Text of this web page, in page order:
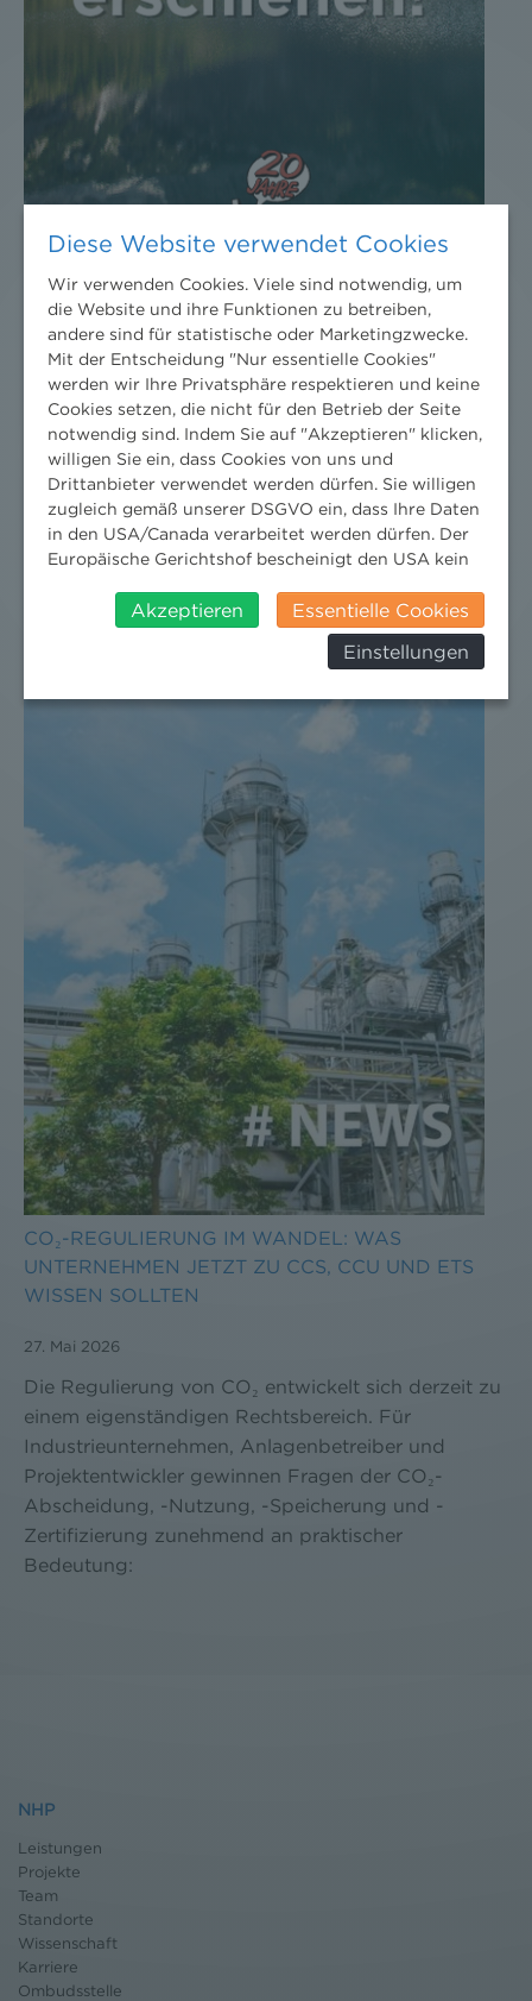
DER NEWS ALERT JUNI 2026 IST DA!
Jetzt die neuesten Rechts-Updates holen.
CO₂-REGULIERUNG IM WANDEL: WAS
UNTERNEHMEN JETZT ZU CCS, CCU UND ETS
WISSEN SOLLTEN
27. Mai 2026
Die Regulierung von CO₂ entwickelt sich derzeit zu
einem eigenständigen Rechtsbereich. Für
Industrieunternehmen, Anlagenbetreiber und
Projektentwickler gewinnen Fragen der CO₂-
Abscheidung, -Nutzung, -Speicherung und -
Zertifizierung zunehmend an praktischer
Bedeutung:
NHP
Leistungen
Projekte
Team
Standorte
Wissenschaft
Karriere
Ombudsstelle
Diese Website verwendet Cookies
Wir verwenden Cookies. Viele sind notwendig, um
die Website und ihre Funktionen zu betreiben,
andere sind für statistische oder Marketingzwecke.
Mit der Entscheidung "Nur essentielle Cookies"
werden wir Ihre Privatsphäre respektieren und keine
Cookies setzen, die nicht für den Betrieb der Seite
notwendig sind. Indem Sie auf "Akzeptieren" klicken,
willigen Sie ein, dass Cookies von uns und
Drittanbieter verwendet werden dürfen. Sie willigen
zugleich gemäß unserer DSGVO ein, dass Ihre Daten
in den USA/Canada verarbeitet werden dürfen. Der
Europäische Gerichtshof bescheinigt den USA kein
insbesondere das Risiko, dass ihre Daten durch US-
Behörden, zu Kontroll- und zu
Überwachungszwecken, verarbeitet werden und
werden können. Zudem finden Sie am
Bildschirmrand ein Cookie-Icon wo Sie jederzeit Ihre
Einwilligung widerrufen und Widerspruch ausüben.
Weitere Infomationen finden Sie hier:
Datenschutzerklärung
Akzeptieren
Essentielle Cookies
Einstellungen